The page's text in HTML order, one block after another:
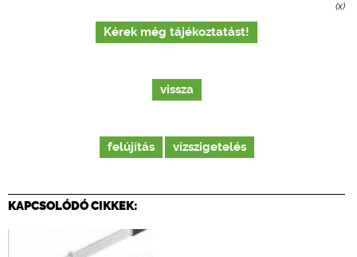
(x)
Kérek még tájékoztatást!
vissza
felújítás vízszigetelés
KAPCSOLÓDÓ CIKKEK: